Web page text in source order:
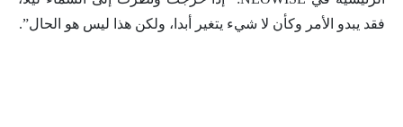
فقد يبدو الأمر وكأن لا شيء يتغير أبدا، ولكن هذا ليس هو الحال”.